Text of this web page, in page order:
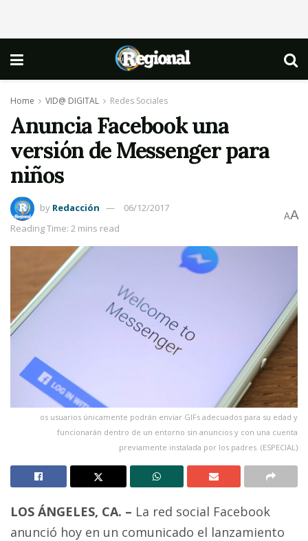
Home VID@ DIGITAL Redes Sociales
Anuncia Facebook una
versión de Messenger para
niños
by Redacción
06/12/2017
Reading Time: 2 mins read
AA
os usuarios únicamente podrán enviar GIFs adecuados para su edad y
funcionarán dentro de un entorno sin anuncios y con una cuenta
previamente instalada por los padres. (ESPECIAL)
LOS ÁNGELES, CA. – La red social Facebook
anunció hoy en un comunicado el lanzamiento